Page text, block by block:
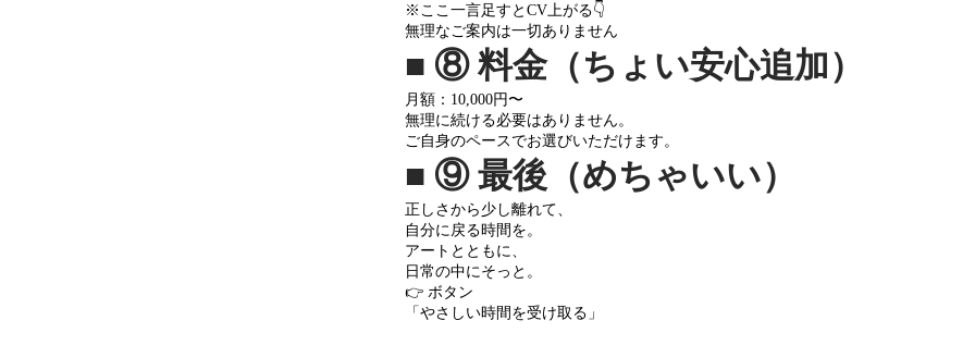
※ここ一言足すとCV上がる👇
無理なご案内は一切ありません
■ ⑧ 料金（ちょい安心追加）
月額：10,000円〜
無理に続ける必要はありません。
ご自身のペースでお選びいただけます。
■ ⑨ 最後（めちゃいい）
正しさから少し離れて、
自分に戻る時間を。
アートとともに、
日常の中にそっと。
👉 ボタン
「やさしい時間を受け取る」